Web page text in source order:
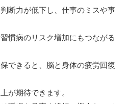
断力が低下し、仕事のミスや事
慣病のリスク増加にもつながる
できると、脳と身体の疲労回復
が期待できます。